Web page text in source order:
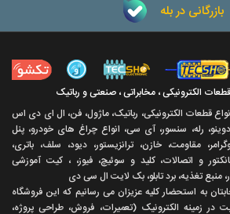
بازرگانی در بله
الکترونیکی ، مخابراتی ، صنعتی و رباتیک
قطعات الکترونیکی، رباتیک، ماژول، فن، ال ای دی اس
رله، سنسور، آی سی، انواع چراغ های خودرو، پنل
مقاومت، خازن، ترانزیستور، دیود، سلف، باتری،
و اتصالات، کلید و سوئیچ، فیوز، ، کیت آموزشی
منبع تغذیه، برد تابلو، بک لایت ال سی دی
به استحضار کليه عزيزان می رسانيم که اين فروشگاه
در زمينه الکترونيک (تعميرات، فروش، طراحی پروژه،